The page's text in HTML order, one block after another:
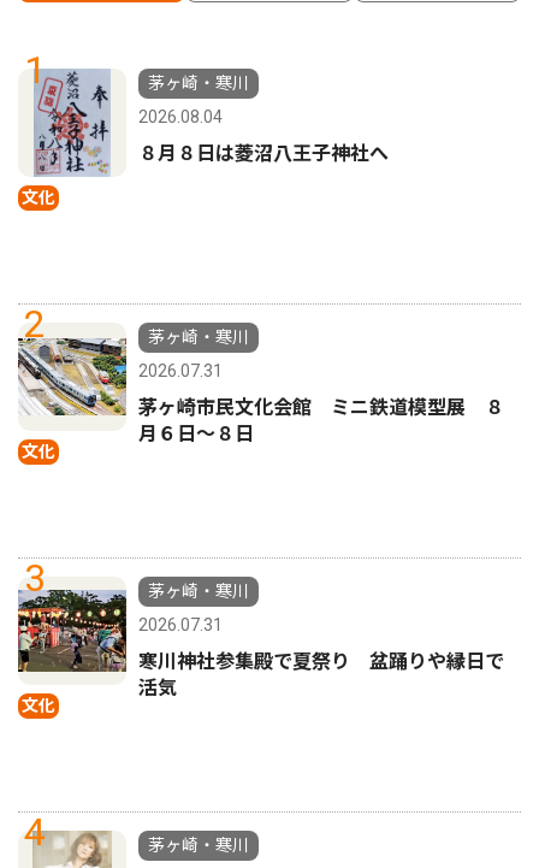
1
文化
茅ヶ崎・寒川
2026.08.04
８月８日は菱沼八王子神社へ
2
文化
茅ヶ崎・寒川
2026.07.31
茅ヶ崎市民文化会館 ミニ鉄道模型展 ８
月６日〜８日
3
文化
茅ヶ崎・寒川
2026.07.31
寒川神社参集殿で夏祭り 盆踊りや縁日で
活気
4
茅ヶ崎・寒川